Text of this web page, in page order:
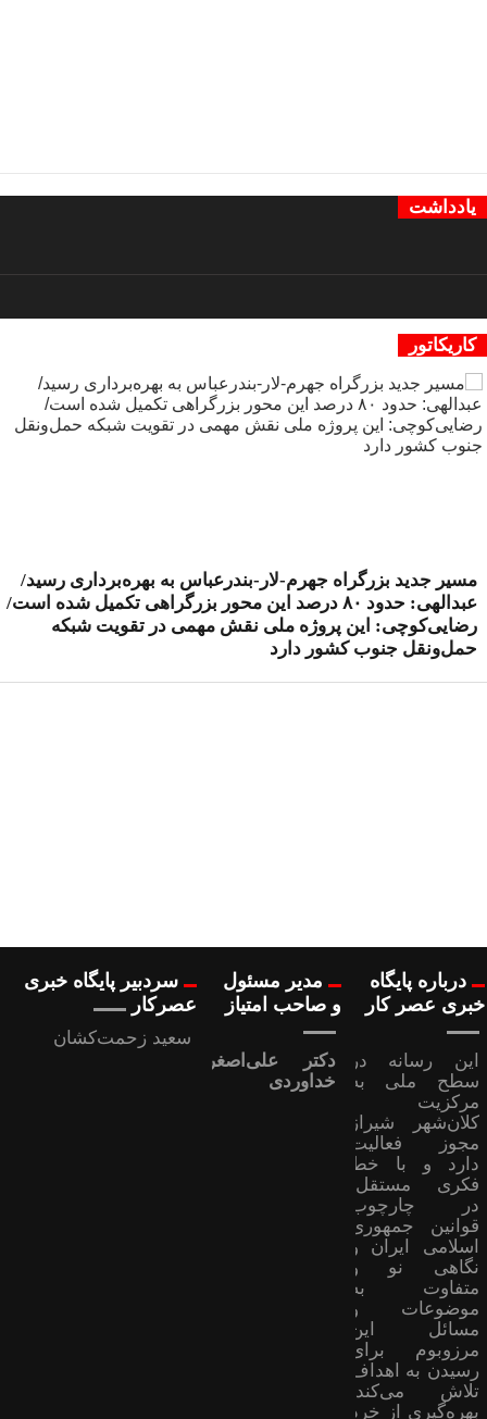
یادداشت
کاریکاتور
مسیر جدید بزرگراه جهرم-لار-بندرعباس به بهره‌برداری رسید/
عبدالهی: حدود ۸۰ درصد این محور بزرگراهی تکمیل شده است/
رضایی‌کوچی: این پروژه ملی نقش مهمی در تقویت شبکه
حمل‌ونقل جنوب کشور دارد
درباره پایگاه
خبری عصر کار
این رسانه در
سطح ملی به
مرکزیت
کلان‌شهر شیراز
مجوز فعالیت
دارد و با خط
فکری مستقل،
در چارچوب
قوانین جمهوری
اسلامی ایران و
نگاهی نو و
متفاوت به
موضوعات ‌و
مسائل این
مرزوبوم برای
رسیدن به اهداف
تلاش می‌کند؛
بهره‌گیری از خرد
مدیر مسئول
و صاحب امتیاز
دکتر علی‌اصغر
خداوردی
سردبیر پایگاه خبری
عصرکار
سعید زحمت‌کشان